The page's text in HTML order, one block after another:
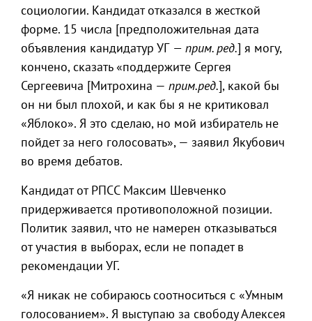
социологии. Кандидат отказался в жесткой
форме. 15 числа [предположительная дата
объявления кандидатур УГ— прим. ред.] я могу,
кончено, сказать «поддержите Сергея
Сергеевича [Митрохина — прим.ред.], какой бы
он ни был плохой, и как бы я не критиковал
«Яблоко». Я это сделаю, но мой избиратель не
пойдет за него голосовать», — заявил Якубович
во время дебатов.
Кандидат от РПСС Максим Шевченко
придерживается противоположной позиции.
Политик заявил, что не намерен отказываться
от участия в выборах, если не попадет в
рекомендации УГ.
«Я никак не собираюсь соотноситься с «Умным
голосованием». Я выступаю за свободу Алексея